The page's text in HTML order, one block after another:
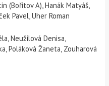
(Bořitov A), Hanák Matyáš,
Pavel, Uher Roman
Neužilová Denisa,
Poláková Žaneta, Zouharová